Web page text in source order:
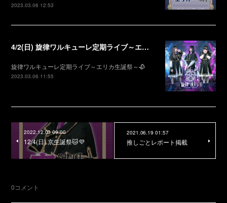
2023.03.06 12:53
4/2(日) 旋律ワルキューレ定期ライブ～エリカ生誕祭～🥀
旋律ワルキューレ定期ライブ～エリカ生誕祭～🥀
2023.03.06 11:55
2022.12.03 09:00
12/4(日) 京生誕祭🐱💜
2021.06.19 01:57
推しごとレポート掲載
0コメント